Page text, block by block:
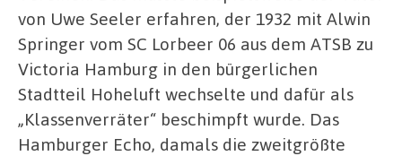
von Uwe Seeler erfahren, der 1932 mit Alwin
Springer vom SC Lorbeer 06 aus dem ATSB zu
Victoria Hamburg in den bürgerlichen
Stadtteil Hoheluft wechselte und dafür als
„Klassenverräter“ beschimpft wurde. Das
Hamburger Echo, damals die zweitgrößte